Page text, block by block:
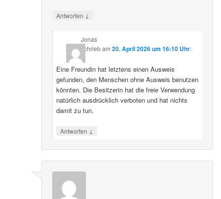
Antworten ↓
Jonas
schriebam 20. April 2026 um 16:10 Uhr:
Eine Freundin hat letztens einen Ausweis
gefunden, den Menschen ohne Ausweis benutzen
könnten. Die Besitzerin hat die freie Verwendung
natürlich ausdrücklich verboten und hat nichts
damit zu tun.
Antworten ↓